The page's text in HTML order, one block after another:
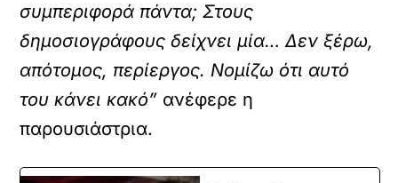
συμπεριφορά πάντα; Στους
δημοσιογράφους δείχνει μία… Δεν ξέρω,
απότομος, περίεργος. Νομίζω ότι αυτό
του κάνει κακό” ανέφερε η
παρουσιάστρια.